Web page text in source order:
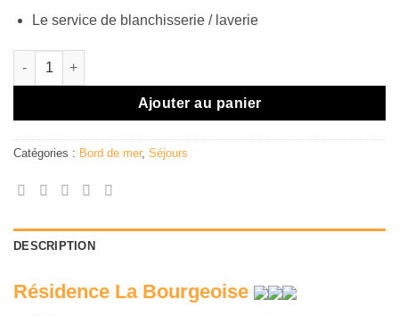
Le service de blanchisserie / laverie
quantité de Résidence La Bourgeoise
Ajouter au panier
Catégories : Bord de mer, Séjours
DESCRIPTION
Résidence La Bourgeoise